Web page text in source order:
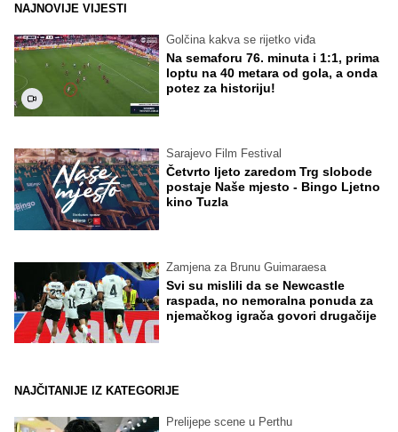
NAJNOVIJE VIJESTI
Golčina kakva se rijetko viđa
Na semaforu 76. minuta i 1:1, prima
loptu na 40 metara od gola, a onda
potez za historiju!
Sarajevo Film Festival
Četvrto ljeto zaredom Trg slobode
postaje Naše mjesto - Bingo Ljetno
kino Tuzla
Zamjena za Brunu Guimaraesa
Svi su mislili da se Newcastle
raspada, no nemoralna ponuda za
njemačkog igrača govori drugačije
NAJČITANIJE IZ KATEGORIJE
Prelijepe scene u Perthu